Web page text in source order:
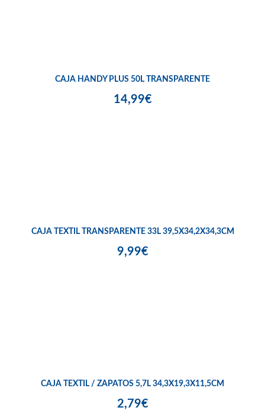
CAJA HANDY PLUS 50L TRANSPARENTE
14,99€
CAJA TEXTIL TRANSPARENTE 33L 39,5X34,2X34,3CM
9,99€
CAJA TEXTIL / ZAPATOS 5,7L 34,3X19,3X11,5CM
2,79€